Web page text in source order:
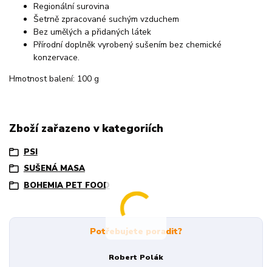
Regionální surovina
Šetrně zpracované suchým vzduchem
Bez umělých a přidaných látek
Přírodní doplněk vyrobený sušením bez chemické
konzervace.
Hmotnost balení: 100 g
Zboží zařazeno v kategoriích
PSI
SUŠENÁ MASA
BOHEMIA PET FOOD
Potřebujete poradit?
Robert Polák